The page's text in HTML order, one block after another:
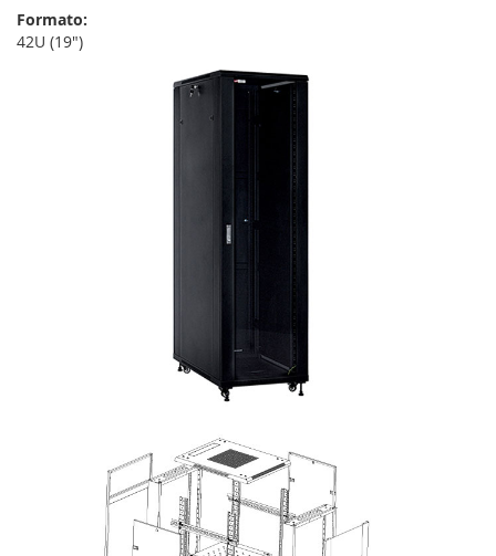
Formato:
42U (19")